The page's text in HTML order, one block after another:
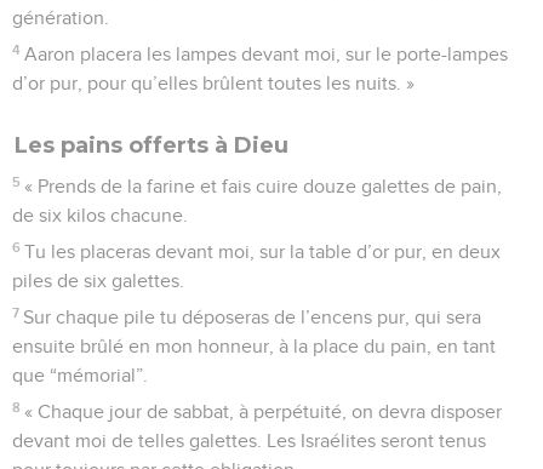
génération.
4 Aaron placera les lampes devant moi, sur le porte-lampes
d’or pur, pour qu’elles brûlent toutes les nuits. »
Les pains offerts à Dieu
5 « Prends de la farine et fais cuire douze galettes de pain,
de six kilos chacune.
6 Tu les placeras devant moi, sur la table d’or pur, en deux
piles de six galettes.
7 Sur chaque pile tu déposeras de l’encens pur, qui sera
ensuite brûlé en mon honneur, à la place du pain, en tant
que “mémorial”.
8 « Chaque jour de sabbat, à perpétuité, on devra disposer
devant moi de telles galettes. Les Israélites seront tenus